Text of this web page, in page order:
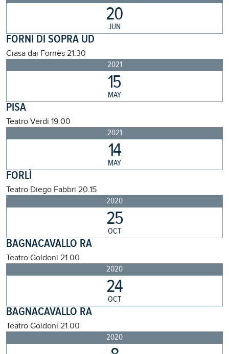
20
JUN
FORNI DI SOPRA UD
Ciasa dai Fornès 21.30
2021
15
MAY
PISA
Teatro Verdi 19.00
2021
14
MAY
FORLÌ
Teatro Diego Fabbri 20.15
2020
25
OCT
BAGNACAVALLO RA
Teatro Goldoni 21.00
2020
24
OCT
BAGNACAVALLO RA
Teatro Goldoni 21.00
2020